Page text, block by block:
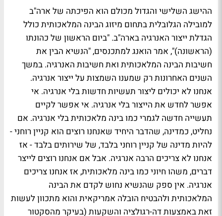
ההישג השלישי והגדול מכולם הוא הפיכתה של ארה"ב
למובילה הגלובלית בתחום מיזוג הבינה המלאכותית כולל
הגדלת ייצור האנרגיה בארה"ב. "ביום הראשון של כהונתו
(הראשונה)", אמר הואנג למתכנסים, "הנשיא הבין את
חשיבות הבינה המלאכותית ואת חשיבות האנרגיה. במשך
השנים האחרונות רק שמענו השמצות על ייצור אנרגיה.
אנחנו לא יכולים ליצור תעשיות חדשות בלי אנרגיה. אי
אפשר לחדש את הייצור בלי אנרגיה. אי אפשר לקיים
תעשייה חדשה לגמרי כמו בינה מלאכותית בלי אנרגיה. אם
נחליט, כמדינה, שהדבר היחיד שאנחנו רוצים הוא קניין רוחני -
להיות מדינה של קניין רוחני בלבד, של שירותים בלבד - אז
אנחנו לא צריכים הרבה אנרגיה. אבל אם אנחנו רוצים לייצר
דברים, משהו חיוני כמו בינה מלאכותית, אז אנחנו צריכים
אנרגיה. אין ספק שהנשיא נחוש לקדם את הבינה
המלאכותית ולהבטיח הובלה אמריקאית והוא מתכוון לעשות
זאת באמצעות דה-רגולציה והשקעות (בעיקר מהסקטור